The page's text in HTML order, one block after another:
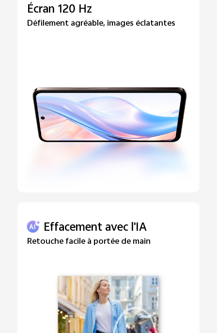
Écran 120 Hz
Défilement agréable, images éclatantes
Effacement avec l'IA
Retouche facile à portée de main